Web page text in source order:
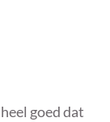
goed dat